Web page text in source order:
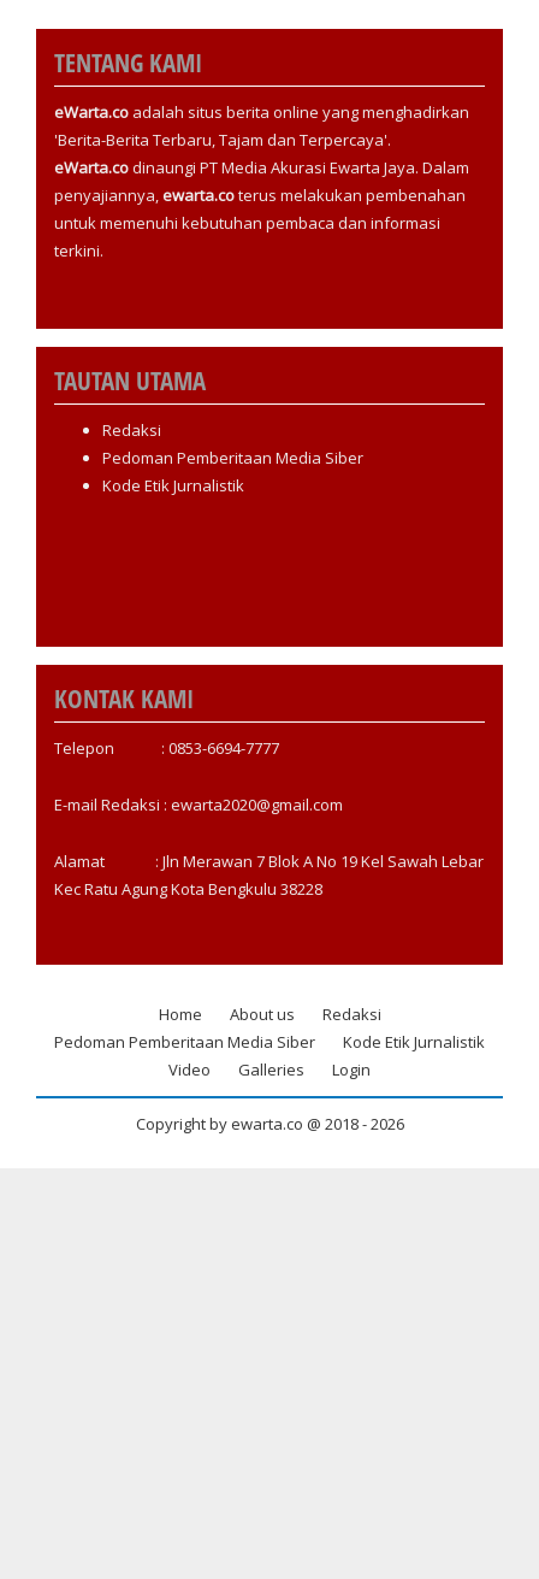
TENTANG KAMI
eWarta.co adalah situs berita online yang menghadirkan
'Berita-Berita Terbaru, Tajam dan Terpercaya'.
eWarta.codinaungi PT Media Akurasi Ewarta Jaya. Dalam
penyajiannya,ewarta.coterus melakukan pembenahan
untuk memenuhi kebutuhan pembaca dan informasi
terkini.
TAUTAN UTAMA
Redaksi
Pedoman Pemberitaan Media Siber
Kode Etik Jurnalistik
KONTAK KAMI
Telepon : 0853-6694-7777
E-mail Redaksi : ewarta2020@gmail.com
Alamat : Jln Merawan 7 Blok A No 19 Kel Sawah Lebar
Kec Ratu Agung Kota Bengkulu 38228
Footer
Home About us
Redaksi
Pedoman Pemberitaan Media Siber
Kode Etik Jurnalistik
Video
Galleries Login
Copyright by ewarta.co @ 2018 -2026